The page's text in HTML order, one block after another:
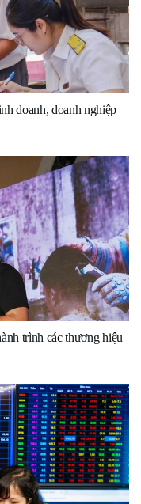
doanh, doanh nghiệp
trình các thương hiệu